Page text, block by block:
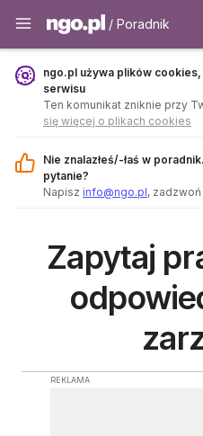
Poradnik - ngo.pl
/ Poradnik
ngo.pl używa plików
serwisu
Ten komunikat zniknie przy
się więcej o plikach cookies
Nie znalazłeś/-łaś w
pytanie?
Napisz info@ngo.pl, zadzwoń
Zapytaj
REKLAMA